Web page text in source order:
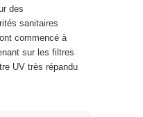
des
sanitaires
commencé à
sur les filtres
UV très répandu